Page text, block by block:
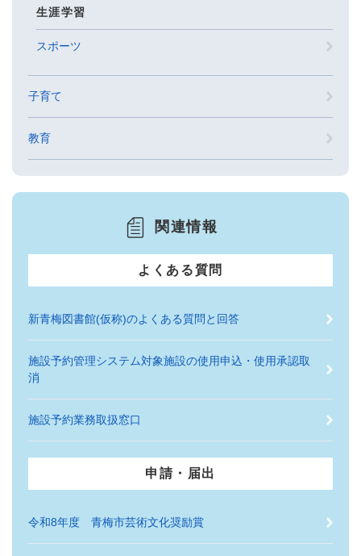
生涯学習
スポーツ
子育て
教育
関連情報
よくある質問
新青梅図書館(仮称)のよくある質問と回答
施設予約管理システム対象施設の使用申込・使用承認取
消
施設予約業務取扱窓口
申請・届出
令和8年度 青梅市芸術文化奨励賞